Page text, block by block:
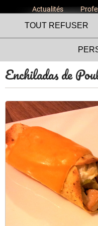
Actualités
Enchiladas de
Le site
Fermières de
des cookies !
Nous utilisons des
fonctionnement de
pouvez changer d'avis
présente sur chaque
services tiers, vous
cookies et l'utilisation
TOUT REFUSER